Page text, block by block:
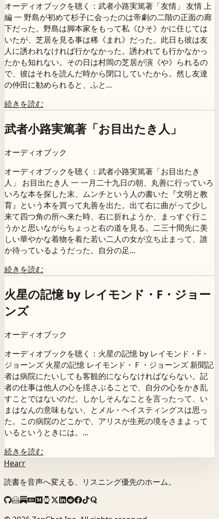
オーディオブックを聴く：武者小路実篤著「友情」 友情 上
編 一 野島が初めて杉子に会ったのは帝劇の二階の正面の廊
下だった。野島は脚本家をもって私《ひそ》かに任じては
いたが、芝居を見る事は稀《まれ》だった。此日も彼は友
人に誘われなければ行かなかった。誘われても行かなかっ
たかも知れない。その日は村岡の芝居が演《や》られるの
で、彼はそれを読んだ時から閉口していたから。然し友達
の仲田に勧められると、ふと...
続きを読む
武者小路実篤著「お目出たき人」
オーディオブック
オーディオブックを聴く：武者小路実篤著「お目出たき
人」 お目出たき人 一 一月二十九日の朝、丸善に行っていろ
いろな本を探した末、ムンチという人の書いた『文明と教
育』という本を買って丸善を出た。出て右に曲がって少し
来て四つ角の所へ来た時、右に折れようか、まっすぐ行こ
うかと思いながらちょっと右の道を見る。二三十間先に美
しい華やかな着物を着た若い二人の女が立ち止まって、誰
か待っているようだった。自分の足...
続きを読む
火星の記憶 by レイモンド・F・ジョー
ンズ
オーディオブック
オーディオブックを聴く：火星の記憶 by レイモンド・F・
ジョーンズ 火星の記憶 レイモンド・Ｆ・ジョーンズ 新聞記
者は病院にたいしても客観的にならなければならない。記
者の仕事は他人の心を揺さぶることで、自分の心をかき乱
すことではないのだ。しかしそんなことを言ったって、い
まはなんの意味もない、とメル・ヘイスティングスは思っ
た。この病院のどこかで、アリスが生死の境をさまよって
いるというときには。...
続きを読む
Hearr
読書を音声へ変える、リスニング優先のホーム。